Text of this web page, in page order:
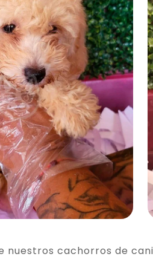
nuestros cachorros de